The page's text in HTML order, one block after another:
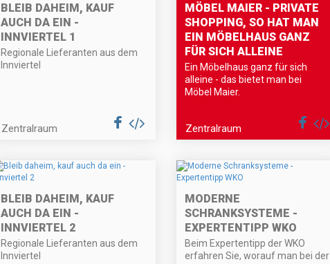
BLEIB DAHEIM, KAUF
AUCH DA EIN -
INNVIERTEL 1
Regionale Lieferanten aus dem
Innviertel
Zentralraum
MÖBEL MAIER - PRIVATE
SHOPPING, SO HAT MAN
EIN MÖBELHAUS GANZ
FÜR SICH ALLEINE
Ein Möbelhaus ganz für sich
alleine - das bietet man bei
Möbel Maier.
Zentralraum
BLEIB DAHEIM, KAUF
AUCH DA EIN -
INNVIERTEL 2
Regionale Lieferanten aus dem
Innviertel
MODERNE
SCHRANKSYSTEME -
EXPERTENTIPP WKO
Beim Expertentipp der WKO
erfahren Sie, worauf man bei der